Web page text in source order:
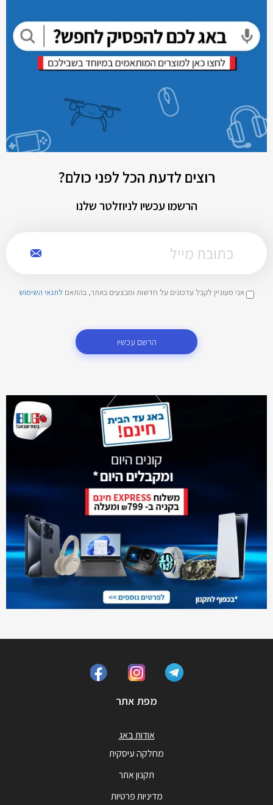
רוצים לדעת הכל לפני כולם?
הרשמו עכשיו לניוזלטר שלנו
אני מעוניין לקבל עדכונים על חדשות ומבצעים באתר, בהתאם לתנאי השימוש
הרשם עכשיו
מפת אתר
אודות באג
מחלקה עיסקית
תקנון אתר
מדיניות פרטיות